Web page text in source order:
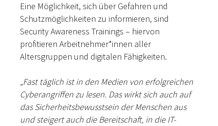
Eine Möglichkeit, sich über Gefahren und
Schutzmöglichkeiten zu informieren, sind
Security Awareness Trainings – hiervon
profitieren Arbeitnehmer*innen aller
Altersgruppen und digitalen Fähigkeiten.
„Fast täglich ist in den Medien von erfolgreichen
Cyberangriffen zu lesen. Das wirkt sich auch auf
das Sicherheitsbewusstsein der Menschen aus
und steigert auch die Bereitschaft, in die IT-